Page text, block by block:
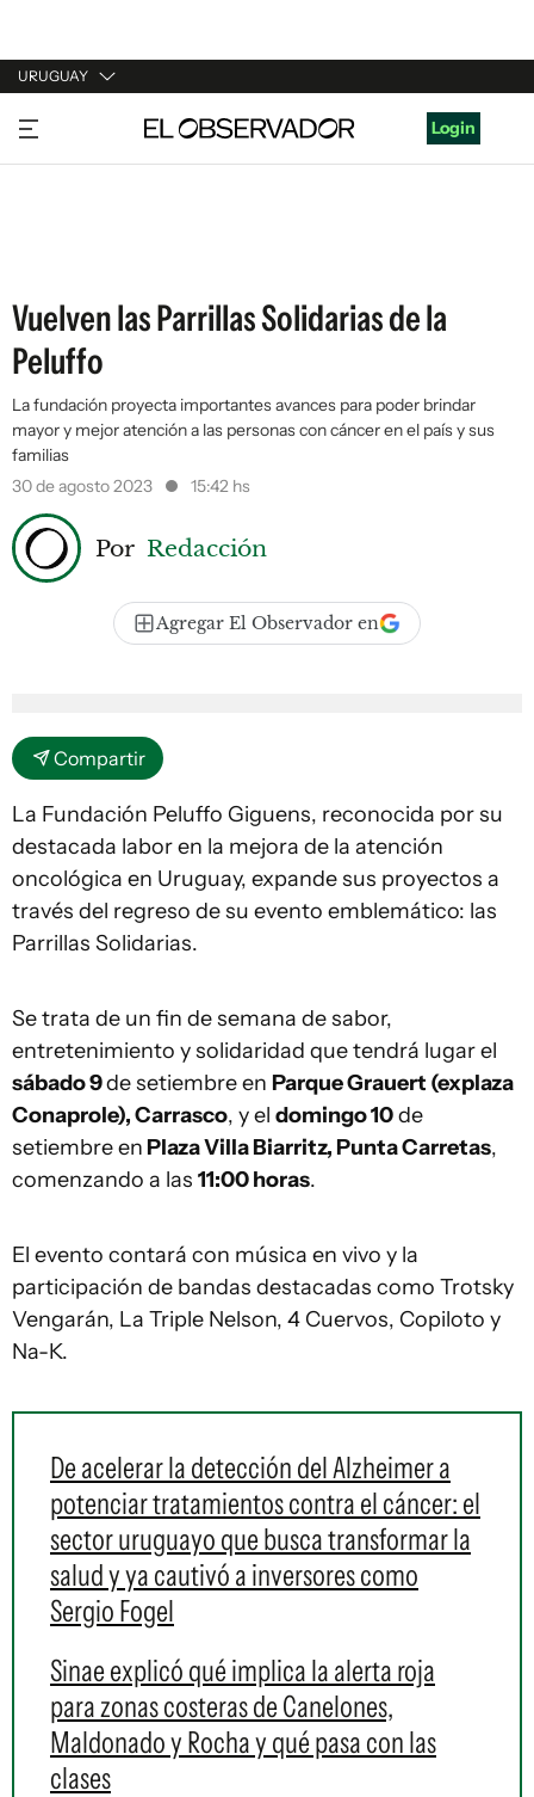
URUGUAY
URUGUAY
ARGENTINA
Login
Vuelven las Parrillas Solidarias de la
Peluffo
La fundación proyecta importantes avances para poder brindar
mayor y mejor atención a las personas con cáncer en el país y sus
familias
30 de agosto 2023
15:42 hs
Por Redacción
Agregar El Observador en
Compartir
La Fundación Peluffo Giguens, reconocida por su
destacada labor en la mejora de la atención
oncológica en Uruguay, expande sus proyectos a
través del regreso de su evento emblemático: las
Parrillas Solidarias.
Se trata de un fin de semana de sabor,
entretenimiento y solidaridad que tendrá lugar el
sábado 9de setiembre en Parque Grauert (explaza
Conaprole), Carrasco, y el domingo 10de
setiembre en Plaza Villa Biarritz, Punta Carretas,
comenzando a las 11:00 horas.
El evento contará con música en vivo y la
participación de bandas destacadas como Trotsky
Vengarán, La Triple Nelson, 4 Cuervos, Copiloto y
Na-K.
De acelerar la detección del Alzheimer a
potenciar tratamientos contra el cáncer: el
sector uruguayo que busca transformar la
salud y ya cautivó a inversores como
Sergio Fogel
Sinae explicó qué implica la alerta roja
para zonas costeras de Canelones,
Maldonado y Rocha y qué pasa con las
clases